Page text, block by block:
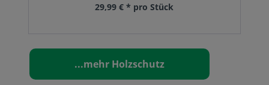
29,99 € * pro Stück
...mehr Holzschutz